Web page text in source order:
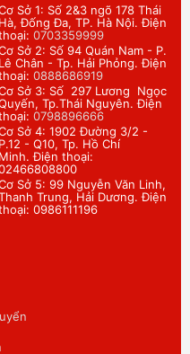
Sở 1: Số 2&3 ngõ 178 Thái
Hà, Đống Đa, TP. Hà Nội. Điện
0703359999
Sở 2: Số 94 Quán Nam - P.
Lê Chân - Tp. Hải Phỏng. Điện
0888686919
Sở 3: Số 297 Lương Ngọc
Tp.Thái Nguyên. Điện
0798896666
Sở 4: 1902 Đường 3/2 -
P.12 - Q10, Tp. Hồ Chí
Minh. Điện thoại:
Sở 5: 99 Nguyễn Văn Linh,
Trung, Hải Dương. Điện
0986111196